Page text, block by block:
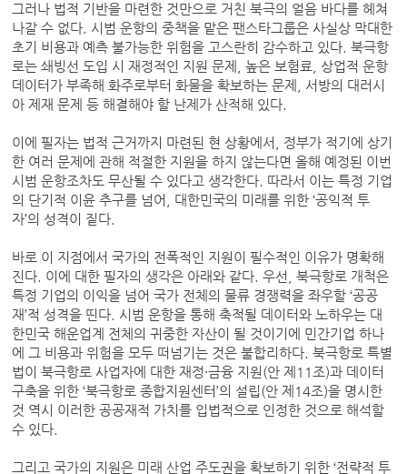
그러나 법적 기반을 마련한 것만으로 거친 북극의 얼음 바다를 헤쳐
나갈 수 없다. 시범 운항의 중책을 맡은 팬스타그룹은 사실상 막대한
초기 비용과 예측 불가능한 위험을 고스란히 감수하고 있다. 북극항
로는 쇄빙선 도입 시 재정적인 지원 문제, 높은 보험료, 상업적 운항
데이터가 부족해 화주로부터 화물을 확보하는 문제, 서방의 대러시
아 제재 문제 등 해결해야 할 난제가 산적해 있다.
이에 필자는 법적 근거까지 마련된 현 상황에서, 정부가 적기에 상기
한 여러 문제에 관해 적절한 지원을 하지 않는다면 올해 예정된 이번
시범 운항조차도 무산될 수 있다고 생각한다. 따라서 이는 특정 기업
의 단기적 이윤 추구를 넘어, 대한민국의 미래를 위한 ‘공익적 투
자’의 성격이 짙다.
바로 이 지점에서 국가의 전폭적인 지원이 필수적인 이유가 명확해
진다. 이에 대한 필자의 생각은 아래와 같다. 우선, 북극항로 개척은
특정 기업의 이익을 넘어 국가 전체의 물류 경쟁력을 좌우할 ‘공공
재’적 성격을 띤다. 시범 운항을 통해 축적될 데이터와 노하우는 대
한민국 해운업계 전체의 귀중한 자산이 될 것이기에 민간기업 하나
에 그 비용과 위험을 모두 떠넘기는 것은 불합리하다. 북극항로 특별
법이 북극항로 사업자에 대한 재정·금융 지원(안 제11조)과 데이터
구축을 위한 ‘북극항로 종합지원센터’의 설립(안 제14조)을 명시한
것 역시 이러한 공공재적 가치를 입법적으로 인정한 것으로 해석할
수 있다.
그리고 국가의 지원은 미래 산업 주도권을 확보하기 위한 ‘전략적 투